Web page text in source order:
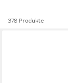
378 Produkte